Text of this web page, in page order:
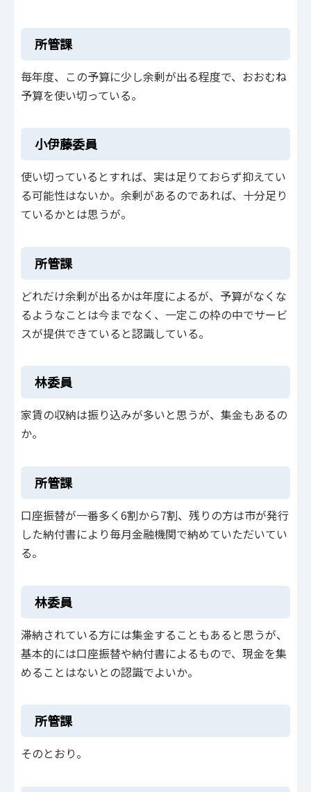
所管課
毎年度、この予算に少し余剰が出る程度で、おおむね
予算を使い切っている。
小伊藤委員
使い切っているとすれば、実は足りておらず抑えてい
る可能性はないか。余剰があるのであれば、十分足り
ているかとは思うが。
所管課
どれだけ余剰が出るかは年度によるが、予算がなくな
るようなことは今までなく、一定この枠の中でサービ
スが提供できていると認識している。
林委員
家賃の収納は振り込みが多いと思うが、集金もあるの
か。
所管課
口座振替が一番多く6割から7割、残りの方は市が発行
した納付書により毎月金融機関で納めていただいてい
る。
林委員
滞納されている方には集金することもあると思うが、
基本的には口座振替や納付書によるもので、現金を集
めることはないとの認識でよいか。
所管課
そのとおり。